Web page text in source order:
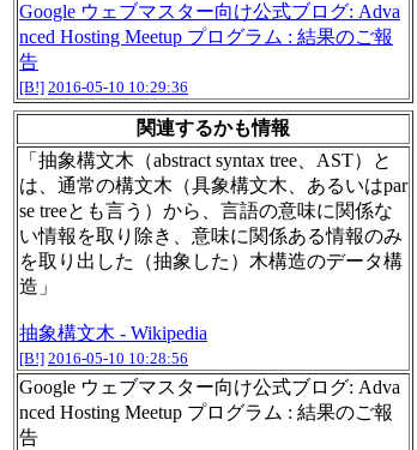
Google ウェブマスター向け公式ブログ: Adva
nced Hosting Meetup プログラム : 結果のご報
告
[B!] 2016-05-10 10:29:36
関連するかも情報
「抽象構文木（abstract syntax tree、AST）と
は、通常の構文木（具象構文木、あるいはpar
se treeとも言う）から、言語の意味に関係な
い情報を取り除き、意味に関係ある情報のみ
を取り出した（抽象した）木構造のデータ構
造」
抽象構文木 - Wikipedia
[B!] 2016-05-10 10:28:56
Google ウェブマスター向け公式ブログ: Adva
nced Hosting Meetup プログラム : 結果のご報
告